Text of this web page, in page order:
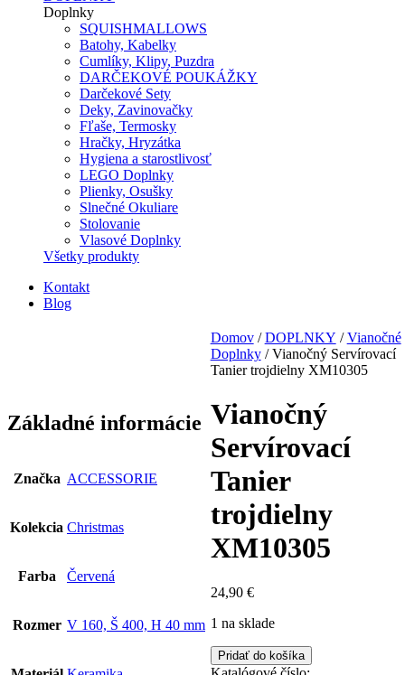
Doplnky
SQUISHMALLOWS
Batohy, Kabelky
Cumlíky, Klipy, Puzdra
DARČEKOVÉ POUKÁŽKY
Darčekové Sety
Deky, Zavinovačky
Fľaše, Termosky
Hračky, Hryzátka
Hygiena a starostlivosť
LEGO Doplnky
Plienky, Osušky
Slnečné Okuliare
Stolovanie
Vlasové Doplnky
Všetky produkty
Kontakt
Blog
Domov/DOPLNKY /Vianočné
Doplnky/ Vianočný Servírovací
Tanier trojdielny XM10305
Vianočný
Servírovací
Tanier
trojdielny
XM10305
24,90 €
1 na sklade
množstvo
Vianočný
Pridať do košíka
Základné informácie
Značka ACCESSORIE
Kolekcia Christmas
Farba Červená
Rozmer V 160, Š 400, H 40 mm